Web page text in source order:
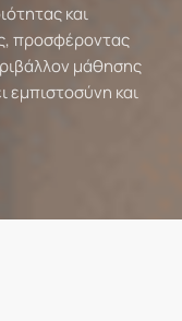
και
προσφέροντας
μάθησης
εμπιστοσύνη και